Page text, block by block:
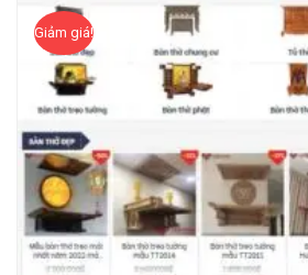
Giảm giá!